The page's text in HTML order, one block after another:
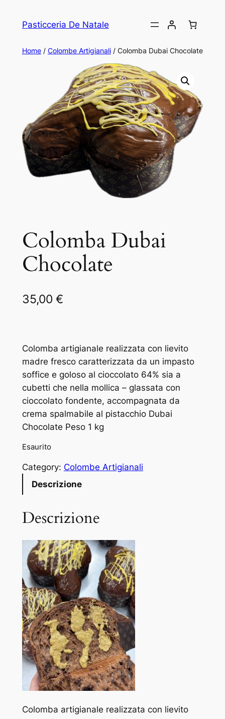
Pasticceria De Natale
Home/ Colombe Artigianali/ Colomba Dubai Chocolate
Colomba Dubai
Chocolate
35,00 €
Colomba artigianale realizzata con lievito
madre fresco caratterizzata da un impasto
soffice e goloso al cioccolato 64% sia a
cubetti che nella mollica – glassata con
cioccolato fondente, accompagnata da
crema spalmabile al pistacchio Dubai
Chocolate Peso 1 kg
Esaurito
Category: Colombe Artigianali
Descrizione
Descrizione
Colomba artigianale realizzata con lievito